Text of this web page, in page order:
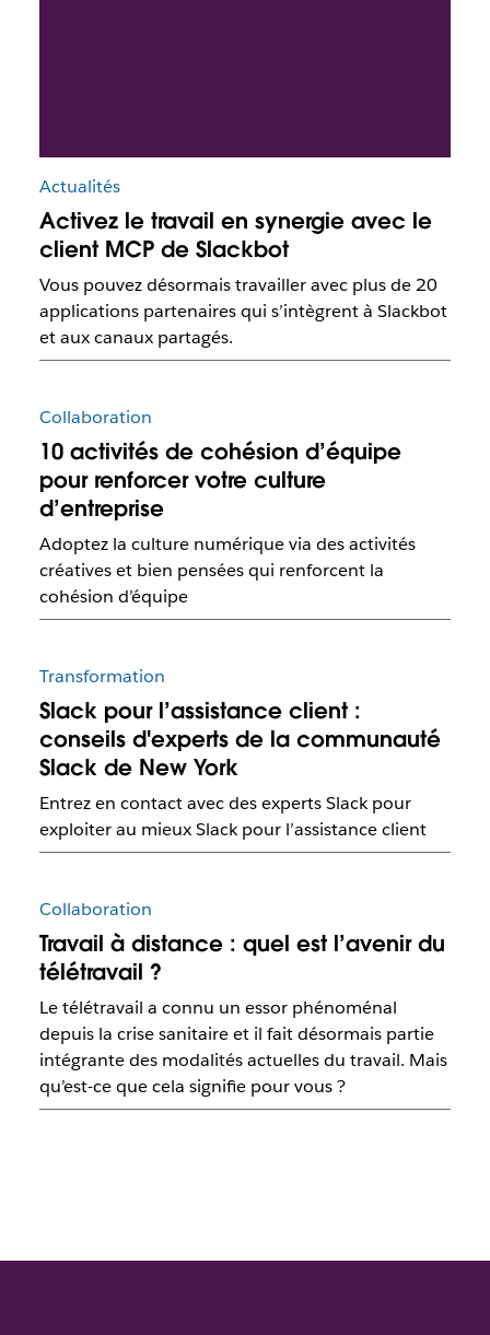
Actualités
Activez le travail en synergie avec le
client MCP de Slackbot
Vous pouvez désormais travailler avec plus de 20
applications partenaires qui s’intègrent à Slackbot
et aux canaux partagés.
Collaboration
10 activités de cohésion d’équipe
pour renforcer votre culture
d’entreprise
Adoptez la culture numérique via des activités
créatives et bien pensées qui renforcent la
cohésion d’équipe
Transformation
Slack pour l’assistance client :
conseils d'experts de la communauté
Slack de New York
Entrez en contact avec des experts Slack pour
exploiter au mieux Slack pour l’assistance client
Collaboration
Travail à distance : quel est l’avenir du
télétravail ?
Le télétravail a connu un essor phénoménal
depuis la crise sanitaire et il fait désormais partie
intégrante des modalités actuelles du travail. Mais
qu’est-ce que cela signifie pour vous ?